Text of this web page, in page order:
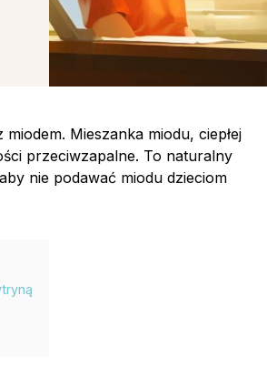
Mieszanka miodu, ciepłej
przeciwzapalne. To naturalny
nie podawać miodu dzieciom